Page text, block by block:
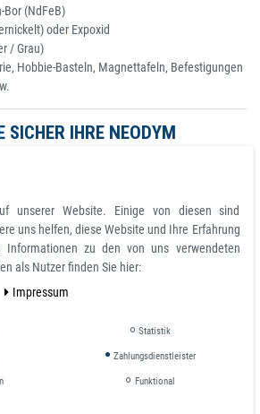
Bor (NdFeB)
oder Expoxid
/ Grau)
Hobbie-Basteln, Magnettafeln, Befestigungen
SICHER IHRE NEODYM
Magneten sind Sie für
der Magnete verantwortlich. Wir
für Schäden die durch unsachgemässe
Magnete entstehen. Mit dem
befolgen.
unserer Website. Einige von diesen sind
uns helfen, diese Website und Ihre Erfahrung
Informationen zu den von uns verwendeten
als Nutzer finden Sie hier:
Impressum
Statistik
Zahlungsdienstleister
Funktional